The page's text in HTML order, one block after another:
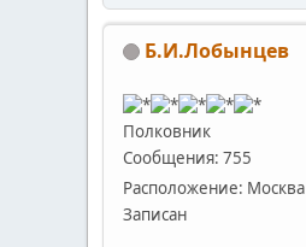
Б.И.Лобынцев
Полковник
Сообщения: 755
Расположение: Москва
Записан